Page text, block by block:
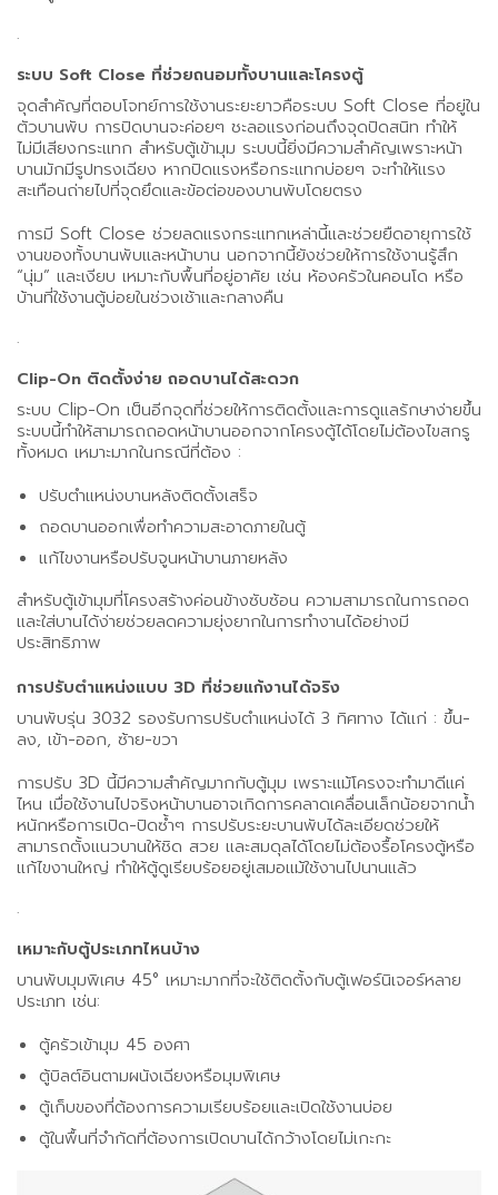
.
ระบบ Soft Close ที่ช่วยถนอมทั้งบานและโครงตู้
จุดสำคัญที่ตอบโจทย์การใช้งานระยะยาวคือระบบ Soft Close ที่อยู่ใน
ตัวบานพับ การปิดบานจะค่อยๆ ชะลอแรงก่อนถึงจุดปิดสนิท ทำให้
ไม่มีเสียงกระแทก สำหรับตู้เข้ามุม ระบบนี้ยิ่งมีความสำคัญเพราะหน้า
บานมักมีรูปทรงเฉียง หากปิดแรงหรือกระแทกบ่อยๆ จะทำให้แรง
สะเทือนถ่ายไปที่จุดยึดและข้อต่อของบานพับโดยตรง
การมี Soft Close ช่วยลดแรงกระแทกเหล่านี้และช่วยยืดอายุการใช้
งานของทั้งบานพับและหน้าบาน นอกจากนี้ยังช่วยให้การใช้งานรู้สึก
“นุ่ม” และเงียบ เหมาะกับพื้นที่อยู่อาศัย เช่น ห้องครัวในคอนโด หรือ
บ้านที่ใช้งานตู้บ่อยในช่วงเช้าและกลางคืน
.
Clip-On ติดตั้งง่าย ถอดบานได้สะดวก
ระบบ Clip-On เป็นอีกจุดที่ช่วยให้การติดตั้งและการดูแลรักษาง่ายขึ้น
ระบบนี้ทำให้สามารถถอดหน้าบานออกจากโครงตู้ได้โดยไม่ต้องไขสกรู
ทั้งหมด เหมาะมากในกรณีที่ต้อง :
ปรับตำแหน่งบานหลังติดตั้งเสร็จ
ถอดบานออกเพื่อทำความสะอาดภายในตู้
แก้ไขงานหรือปรับจูนหน้าบานภายหลัง
สำหรับตู้เข้ามุมที่โครงสร้างค่อนข้างซับซ้อน ความสามารถในการถอด
และใส่บานได้ง่ายช่วยลดความยุ่งยากในการทำงานได้อย่างมี
ประสิทธิภาพ
การปรับตำแหน่งแบบ 3D ที่ช่วยแก้งานได้จริง
บานพับรุ่น 3032 รองรับการปรับตำแหน่งได้ 3 ทิศทาง ได้แก่ : ขึ้น-
ลง, เข้า-ออก, ซ้าย-ขวา
การปรับ 3D นี้มีความสำคัญมากกับตู้มุม เพราะแม้โครงจะทำมาดีแค่
ไหน เมื่อใช้งานไปจริงหน้าบานอาจเกิดการคลาดเคลื่อนเล็กน้อยจากน้ำ
หนักหรือการเปิด-ปิดซ้ำๆ การปรับระยะบานพับได้ละเอียดช่วยให้
สามารถตั้งแนวบานให้ชิด สวย และสมดุลได้โดยไม่ต้องรื้อโครงตู้หรือ
แก้ไขงานใหญ่ ทำให้ตู้ดูเรียบร้อยอยู่เสมอแม้ใช้งานไปนานแล้ว
.
เหมาะกับตู้ประเภทไหนบ้าง
บานพับมุมพิเศษ 45° เหมาะมากที่จะใช้ติดตั้งกับตู้เฟอร์นิเจอร์หลาย
ประเภท เช่น:
ตู้ครัวเข้ามุม 45 องศา
ตู้บิลต์อินตามผนังเฉียงหรือมุมพิเศษ
ตู้เก็บของที่ต้องการความเรียบร้อยและเปิดใช้งานบ่อย
ตู้ในพื้นที่จำกัดที่ต้องการเปิดบานได้กว้างโดยไม่เกะกะ